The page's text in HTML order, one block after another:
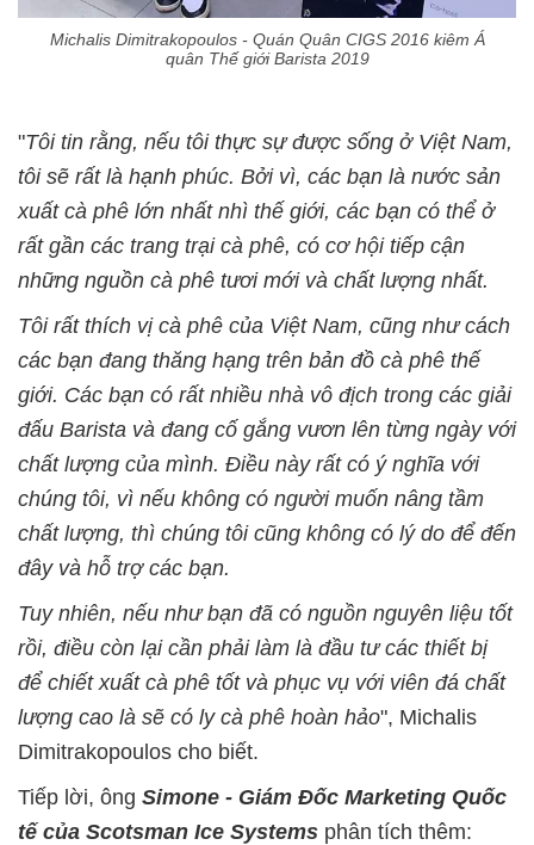
Michalis Dimitrakopoulos - Quán Quân CIGS 2016 kiêm Á
quân Thế giới Barista 2019
"Tôi tin rằng, nếu tôi thực sự được sống ở Việt Nam,
tôi sẽ rất là hạnh phúc. Bởi vì, các bạn là nước sản
xuất cà phê lớn nhất nhì thế giới, các bạn có thể ở
rất gần các trang trại cà phê, có cơ hội tiếp cận
những nguồn cà phê tươi mới và chất lượng nhất.
Tôi rất thích vị cà phê của Việt Nam, cũng như cách
các bạn đang thăng hạng trên bản đồ cà phê thế
giới. Các bạn có rất nhiều nhà vô địch trong các giải
đấu Barista và đang cố gắng vươn lên từng ngày với
chất lượng của mình. Điều này rất có ý nghĩa với
chúng tôi, vì nếu không có người muốn nâng tầm
chất lượng, thì chúng tôi cũng không có lý do để đến
đây và hỗ trợ các bạn.
Tuy nhiên, nếu như bạn đã có nguồn nguyên liệu tốt
rồi, điều còn lại cần phải làm là đầu tư các thiết bị
để chiết xuất cà phê tốt và phục vụ với viên đá chất
lượng cao là sẽ có ly cà phê hoàn hảo", Michalis
Dimitrakopoulos cho biết.
Tiếp lời, ông Simone - Giám Đốc Marketing Quốc
tế của Scotsman Ice Systems phân tích thêm: